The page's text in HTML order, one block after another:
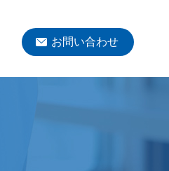
お問い合わせ